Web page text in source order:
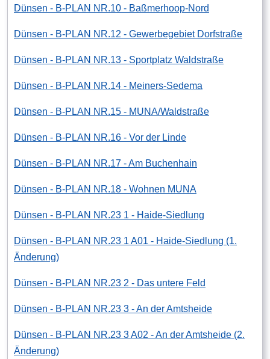
Dünsen - B-PLAN NR.10 - Baßmerhoop-Nord
Dünsen - B-PLAN NR.12 - Gewerbegebiet Dorfstraße
Dünsen - B-PLAN NR.13 - Sportplatz Waldstraße
Dünsen - B-PLAN NR.14 - Meiners-Sedema
Dünsen - B-PLAN NR.15 - MUNA/Waldstraße
Dünsen - B-PLAN NR.16 - Vor der Linde
Dünsen - B-PLAN NR.17 - Am Buchenhain
Dünsen - B-PLAN NR.18 - Wohnen MUNA
Dünsen - B-PLAN NR.23 1 - Haide-Siedlung
Dünsen - B-PLAN NR.23 1 A01 - Haide-Siedlung (1.
Änderung)
Dünsen - B-PLAN NR.23 2 - Das untere Feld
Dünsen - B-PLAN NR.23 3 - An der Amtsheide
Dünsen - B-PLAN NR.23 3 A02 - An der Amtsheide (2.
Änderung)